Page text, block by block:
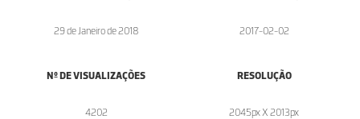
29 de Janeiro de 2018 2017-02-02
Nº DE VISUALIZAÇÕES
4202
RESOLUÇÃO
2045px X 2013px